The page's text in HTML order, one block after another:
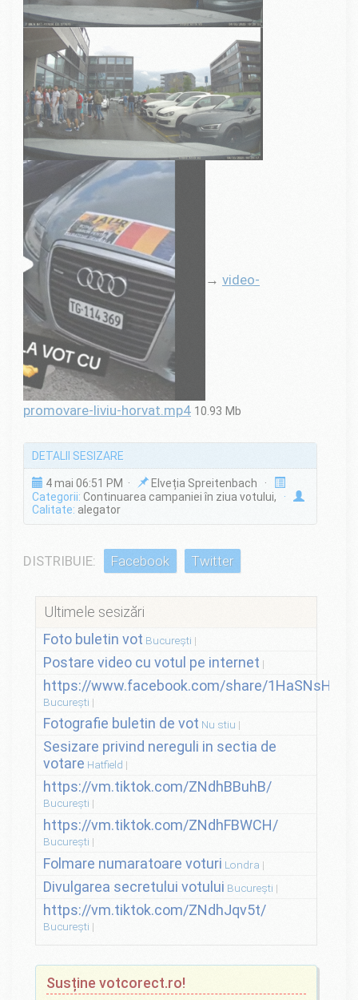
→ video-
promovare-liviu-horvat.mp4 10.93 Mb
DETALII SESIZARE
4 mai 06:51 PM ·
Elveția Spreitenbach ·
Categorii: Continuarea campaniei în ziua votului,
·
Calitate: alegator
DISTRIBUIE: Facebook Twitter
Ultimele sesizări
Foto buletin vot București
Postare video cu votul pe internet
https://www.facebook.com/share/
București
Fotografie buletin de vot Nu stiu
Sesizare privind nereguli in sectia de
votare Hatfield
https://vm.tiktok.com/ZNdhBBuhB/
București
https://vm.tiktok.com/ZNdhFBWCH/
București
Folmare numaratoare voturi Londra
Divulgarea secretului votului București
https://vm.tiktok.com/ZNdhJqv5t/
București
Susține votcorect.ro!